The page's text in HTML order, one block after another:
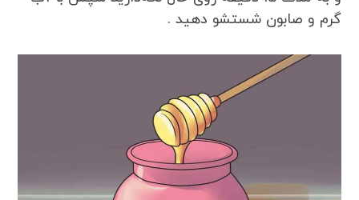
گرم و صابون شستشو دهید .